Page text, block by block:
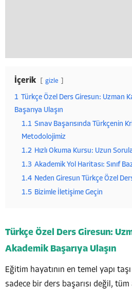
İçerik gizle
1 Türkçe Özel Ders Giresun: Uzman
Başarıya Ulaşın
1.1 Sınav Başarısında Türkçenin
Metodolojimiz
1.2 Hızlı Okuma Kursu: Uzun
1.3 Akademik Yol Haritası: Sınıf
1.4 Neden Giresun Türkçe Özel
1.5 Bizimle İletişime Geçin
Türkçe Özel Ders Giresun:
Akademik Başarıya Ulaşın
Eğitim hayatının en temel yapı
sadece bir ders başarısı değil,